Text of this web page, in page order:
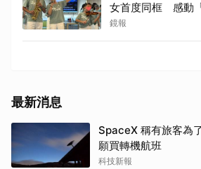
女首度同框 感動
種下善的種子
鏡報
最新消息
SpaceX 稱有旅客為
願買轉機航班
科技新報